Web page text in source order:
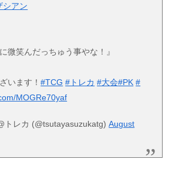
シアン
微笑んだっちゅう事やな！』
います！#TCG #トレカ #大会#PK #
MOGRe70yaf
トレカ (@tsutayasuzukatg)August